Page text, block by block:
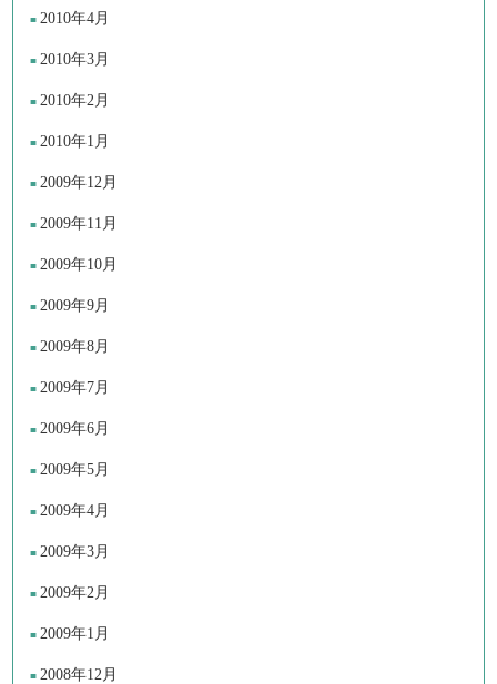
2010年4月
2010年3月
2010年2月
2010年1月
2009年12月
2009年11月
2009年10月
2009年9月
2009年8月
2009年7月
2009年6月
2009年5月
2009年4月
2009年3月
2009年2月
2009年1月
2008年12月